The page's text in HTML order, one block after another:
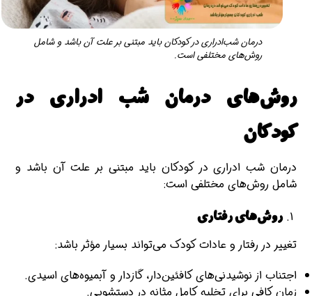
درمان شب‌ادراری در کودکان باید مبتنی بر علت آن باشد و شامل
روش‌های مختلفی است.
روش‌های درمان شب ادراری در
کودکان
درمان شب‌ ادراری در کودکان باید مبتنی بر علت آن باشد و
شامل روش‌های مختلفی است:
روش‌های رفتاری
تغییر در رفتار و عادات کودک می‌تواند بسیار مؤثر باشد:
اجتناب از نوشیدنی‌های کافئین‌دار، گازدار و آبمیوه‌های اسیدی.
زمان کافی برای تخلیه کامل مثانه در دستشویی.